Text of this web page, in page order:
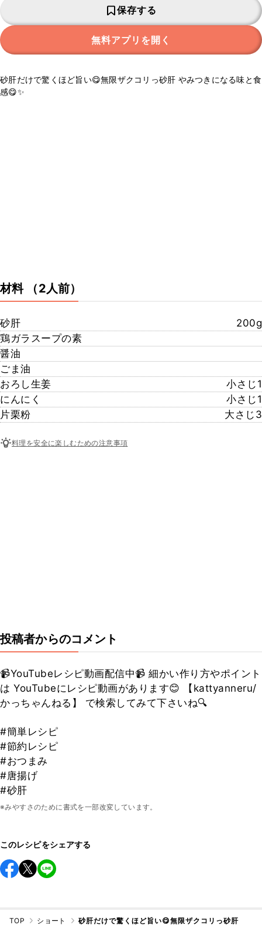
保存する
無料アプリを開く
砂肝だけで驚くほど旨い😋無限ザクコリっ砂肝 やみつきになる味と食
感😋✨
材料 （2人前）
砂肝
200g
鶏ガラスープの素
醤油
ごま油
おろし生姜
小さじ1
にんにく
小さじ1
片栗粉
大さじ3
料理を安全に楽しむための注意事項
投稿者からのコメント
📹YouTubeレシピ動画配信中📹 細かい作り方やポイント
は YouTubeにレシピ動画があります😊 【kattyanneru/
かっちゃんねる】 で検索してみて下さいね🔍
#簡単レシピ
#節約レシピ
#おつまみ
#唐揚げ
#砂肝
※みやすさのために書式を一部改変しています。
このレシピをシェアする
TOP ショート 砂肝だけで驚くほど旨い😋無限ザクコリっ砂肝